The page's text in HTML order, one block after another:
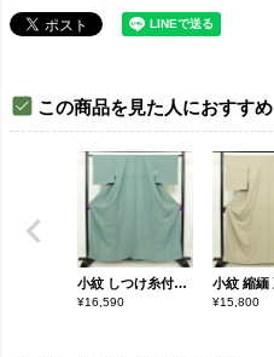
この商品を見た人におすすめ
小紋 しつけ糸付き 縮緬 正絹 幾何学柄・抽象柄 袷仕立て 身丈158cm 裄丈64cm 着物 緑・うぐいす色
¥16,590 ¥15,800